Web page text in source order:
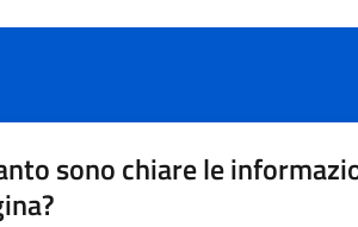
sono chiare le